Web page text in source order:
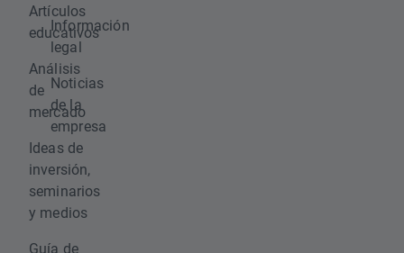
Artículos
educativos
Análisis
de
mercado
Ideas de
inversión,
seminarios
y medios
Guía de
Información
legal
Noticias
de la
empresa